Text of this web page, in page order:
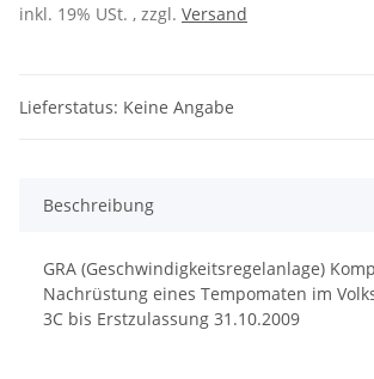
inkl. 19% USt. , zzgl. Versand
Lieferstatus: Keine Angabe
Beschreibung
GRA (Geschwindigkeitsregelanlage)
Nachrüstung eines Tempomaten im
3C bis Erstzulassung 31.10.2009